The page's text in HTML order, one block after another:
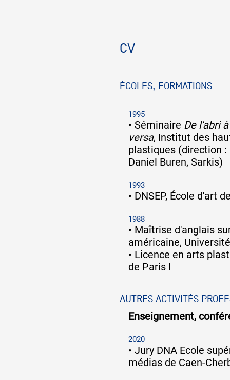
CV
ÉCOLES, FORMATIONS
1995
• Séminaire De l'abri
versa, Institut des
plastiques (direction
Daniel Buren, Sarkis)
1993
• DNSEP, École d'art
1988
• Maîtrise d'anglais
américaine,
• Licence en arts
de Paris I
AUTRES ACTIVITÉS
Enseignement,
2020
• Jury DNA Ecole
médias de Caen-